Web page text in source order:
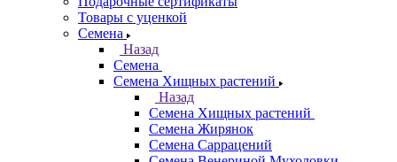
Товары с уценкой
Семена
Назад
Семена
Семена Хищных растений
Назад
Семена Хищных растений
Семена Жирянок
Семена Саррацений